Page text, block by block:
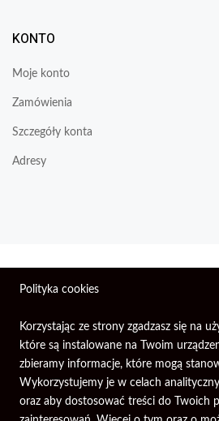
KONTO
Moje konto
Zamówienia
Szczegóły konta
Adresy
Wszelkie prawa zastrzeżone © 2026 |
Polityka cookies
Korzystając ze strony zgadzasz się na
które są instalowane na Twoim
zbieramy informacje, które mogą
Wykorzystujemy je w celach
oraz aby dostosować treści do Twoich